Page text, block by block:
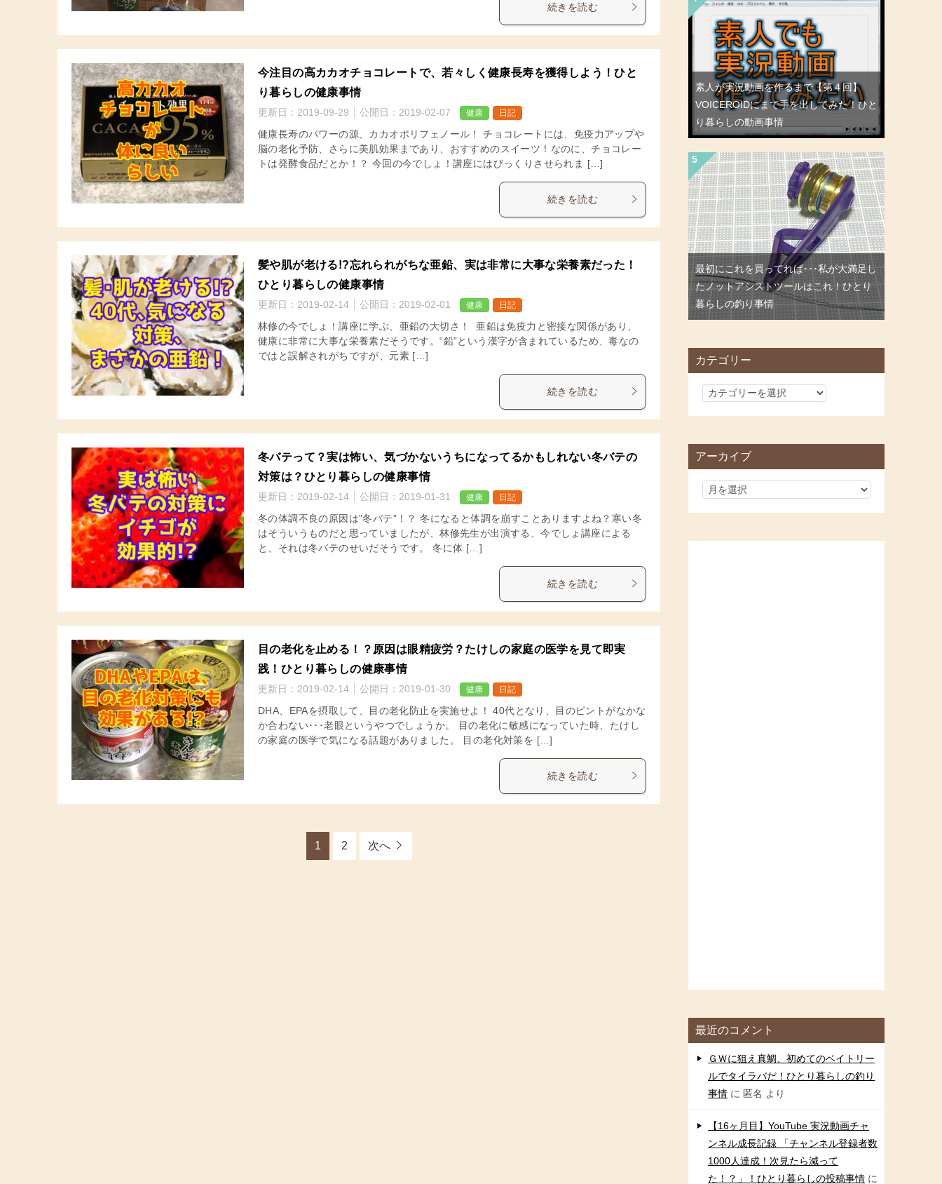
続きを読む
今注目の高カカオチョコレートで、若々しく健康長寿を獲得しよう！ひと
り暮らしの健康事情
更新日： 2019-09-29 公開日： 2019-02-07 健康 日記
健康長寿のパワーの源、カカオポリフェノール！ チョコレートには、免疫力アップや
脳の老化予防、さらに美肌効果まであり、おすすめのスイーツ！なのに、チョコレー
トは発酵食品だとか！？ 今回の今でしょ！講座にはびっくりさせられま […]
続きを読む
髪や肌が老ける!?忘れられがちな亜鉛、実は非常に大事な栄養素だった！
ひとり暮らしの健康事情
更新日： 2019-02-14 公開日： 2019-02-01 健康 日記
林修の今でしょ！講座に学ぶ、亜鉛の大切さ！ 亜鉛は免疫力と密接な関係があり、
健康に非常に大事な栄養素だそうです。“鉛”という漢字が含まれているため、毒なの
ではと誤解されがちですが、元素 […]
続きを読む
冬バテって？実は怖い、気づかないうちになってるかもしれない冬バテの
対策は？ひとり暮らしの健康事情
更新日： 2019-02-14 公開日： 2019-01-31 健康 日記
冬の体調不良の原因は”冬バテ”！？ 冬になると体調を崩すことありますよね？寒い冬
はそういうものだと思っていましたが、林修先生が出演する、今でしょ講座による
と、それは冬バテのせいだそうです。 冬に体 […]
続きを読む
目の老化を止める！？原因は眼精疲労？たけしの家庭の医学を見て即実
践！ひとり暮らしの健康事情
更新日： 2019-02-14 公開日： 2019-01-30 健康 日記
DHA、EPAを摂取して、目の老化防止を実施せよ！ 40代となり、目のピントがなかな
か合わない･･･老眼というやつでしょうか。 目の老化に敏感になっていた時、たけし
の家庭の医学で気になる話題がありました。 目の老化対策を […]
続きを読む
1 2 次へ
素人が実況動画を作るまで【第４回】
VOICEROIDにまで手を出してみた！ひと
り暮らしの動画事情
最初にこれを買ってれば･･･私が大満足し
たノットアシストツールはこれ！ひとり
暮らしの釣り事情
カテゴリー
カ
リ
アーカイブ
最近のコメント
ＧＷに狙え真鯛、初めてのベイトリー
ルでタイラバだ！ひとり暮らしの釣り
事情 に 匿名 より
【16ヶ月目】YouTube 実況動画チャ
ンネル成長記録 「チャンネル登録者数
1000人達成！次見たら減って
た！？」！ひとり暮らしの投稿事情 に